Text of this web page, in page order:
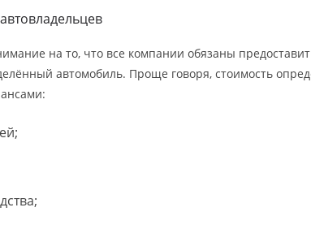
на то, что все компании обязаны
автомобиль. Проще говоря, стоимость